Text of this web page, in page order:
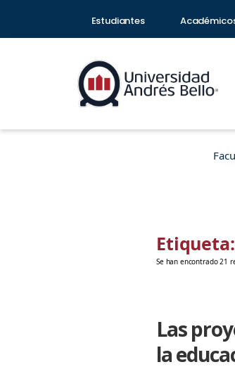
Estudiantes
Etiqueta:
Se han encontrado 21
Las
la